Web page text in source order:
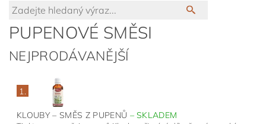
PUPENOVÉ SMĚSI
NEJPRODÁVANĚJŠÍ
1.
KLOUBY – SMĚS Z PUPENŮ –SKLADEM